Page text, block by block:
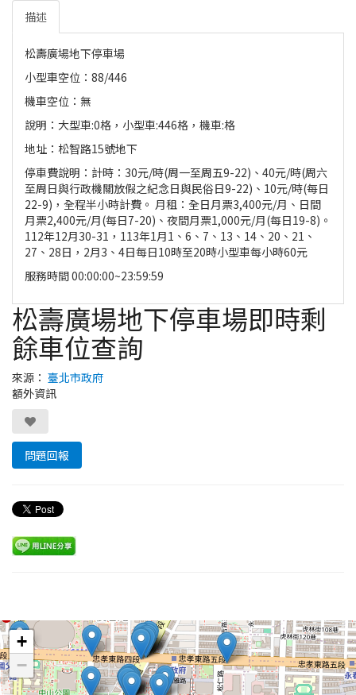
描述
松壽廣場地下停車場
小型車空位：88/446
機車空位：無
說明：大型車:0格，小型車:446格，機車:格
地址：松智路15號地下
停車費說明：計時：30元/時(周一至周五9-22)、40元/時(周六
至周日與行政機關放假之紀念日與民俗日9-22)、10元/時(每日
22-9)，全程半小時計費。 月租：全日月票3,400元/月、日間
月票2,400元/月(每日7-20)、夜間月票1,000元/月(每日19-8)。
112年12月30-31，113年1月1、6、7、13、14、20、21、
27、28日，2月3、4日每日10時至20時小型車每小時60元
服務時間 00:00:00~23:59:59
松壽廣場地下停車場即時剩
餘車位查詢
來源： 臺北市政府
額外資訊
問題回報
+
−